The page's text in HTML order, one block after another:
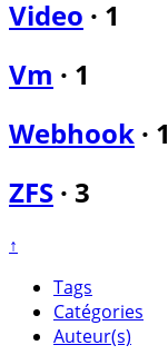
Video · 1
Vm · 1
Webhook · 1
ZFS · 3
↑
Tags
Catégories
Auteur(s)